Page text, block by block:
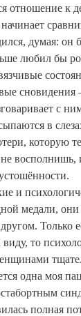
отношение к
думая: он
любил бы
сновидения
с
в
которую
и
медали,
Только
виду, то
одна моя
полная